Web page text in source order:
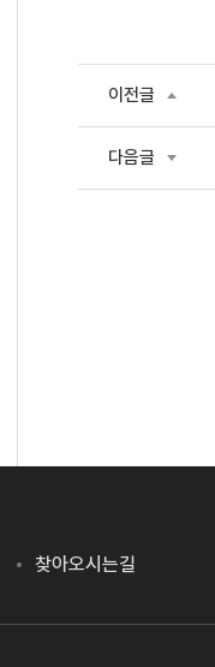
이전글
다음글
찾아오시는길